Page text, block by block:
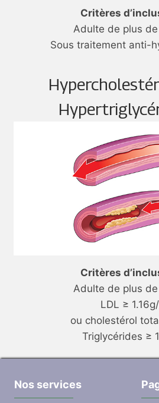
Critères
Adulte de plus de
Sous traitement anti-
Critères
Adulte de plus de
LDL ≥
ou cholestérol
Triglycérides ≥
Nos services